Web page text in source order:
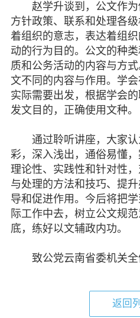
赵学升谈到，公文作为
方针政策、联系和处理各
着组织的意志，表达着组
动的行为目的。公文的种
质和公务活动的内容与方
文不同的内容与作用。学
实际需要出发，根据学会
发文目的，正确使用文种。
通过聆听讲座，大家认
彩，深入浅出，通俗易懂
理论性、实践性和针对性
与处理的方法和技巧、提
导和促进作用。今后将把
际工作中去，树立公文规
底，练好以文辅政内功。
致公党云南省委机关全
返回